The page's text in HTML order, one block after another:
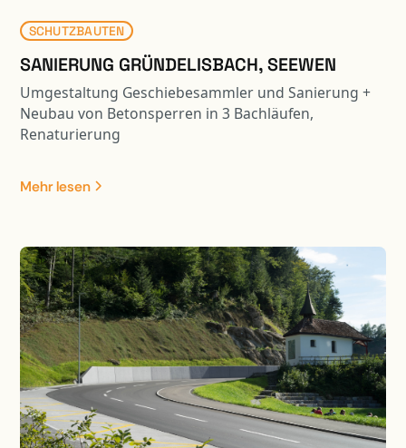
SCHUTZBAUTEN
SANIERUNG GRÜNDELISBACH, SEEWEN
Umgestaltung Geschiebesammler und Sanierung +
Neubau von Betonsperren in 3 Bachläufen,
Renaturierung
Mehr lesen